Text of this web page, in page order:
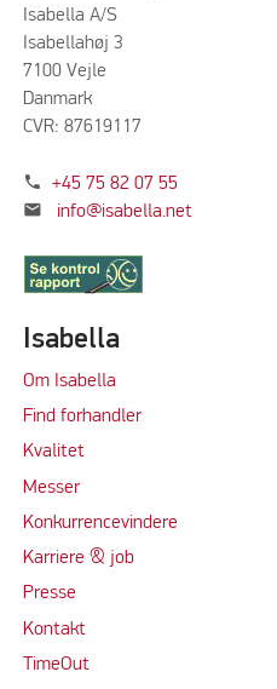
Isabella A/S
Isabellahøj 3
7100 Vejle
Danmark
CVR: 87619117
phone +45 75 82 07 55
mail info@isabella.net
Isabella
Om Isabella
Find forhandler
Kvalitet
Messer
Konkurrencevindere
Karriere & job
Presse
Kontakt
TimeOut